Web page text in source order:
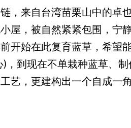
，来自台湾苗栗山中的卓
屋，被自然紧紧包围，宁
开始在此复育蓝草，希望
，到现在不单栽种蓝草、
艺，更建构出一个自成一